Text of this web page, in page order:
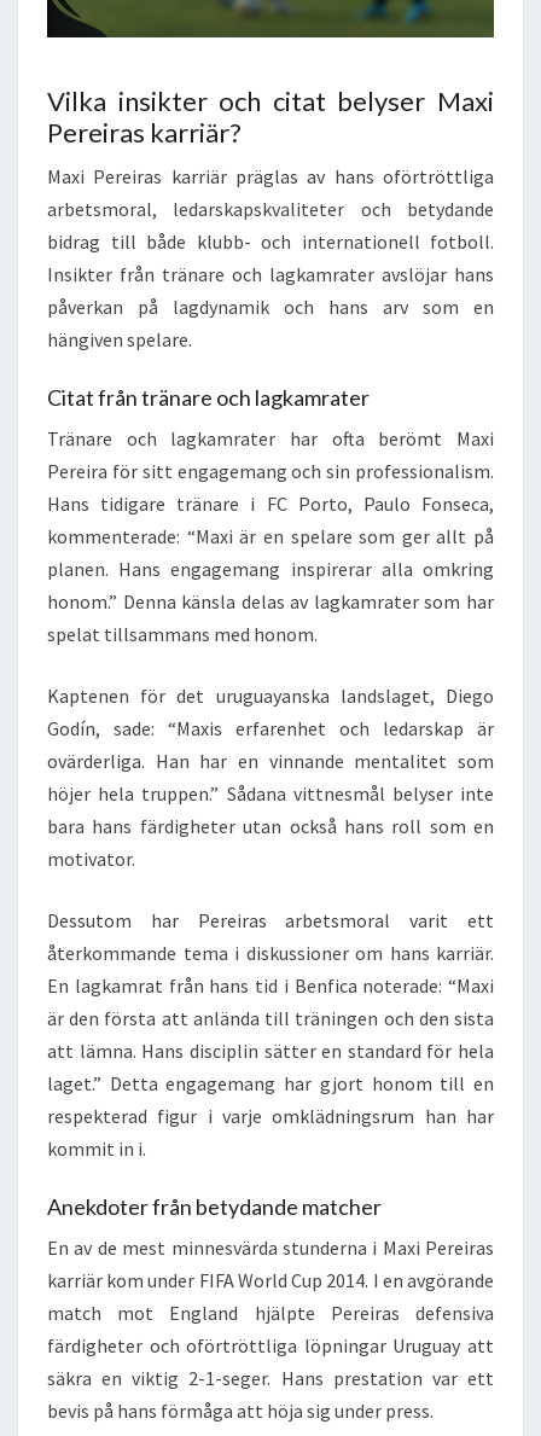
Vilka insikter och citat belyser Maxi
Pereiras karriär?
Maxi Pereiras karriär präglas av hans oförtröttliga
arbetsmoral, ledarskapskvaliteter och betydande
bidrag till både klubb- och internationell fotboll.
Insikter från tränare och lagkamrater avslöjar hans
påverkan på lagdynamik och hans arv som en
hängiven spelare.
Citat från tränare och lagkamrater
Tränare och lagkamrater har ofta berömt Maxi
Pereira för sitt engagemang och sin professionalism.
Hans tidigare tränare i FC Porto, Paulo Fonseca,
kommenterade: “Maxi är en spelare som ger allt på
planen. Hans engagemang inspirerar alla omkring
honom.” Denna känsla delas av lagkamrater som har
spelat tillsammans med honom.
Kaptenen för det uruguayanska landslaget, Diego
Godín, sade: “Maxis erfarenhet och ledarskap är
ovärderliga. Han har en vinnande mentalitet som
höjer hela truppen.” Sådana vittnesmål belyser inte
bara hans färdigheter utan också hans roll som en
motivator.
Dessutom har Pereiras arbetsmoral varit ett
återkommande tema i diskussioner om hans karriär.
En lagkamrat från hans tid i Benfica noterade: “Maxi
är den första att anlända till träningen och den sista
att lämna. Hans disciplin sätter en standard för hela
laget.” Detta engagemang har gjort honom till en
respekterad figur i varje omklädningsrum han har
kommit in i.
Anekdoter från betydande matcher
En av de mest minnesvärda stunderna i Maxi Pereiras
karriär kom under FIFA World Cup 2014. I en avgörande
match mot England hjälpte Pereiras defensiva
färdigheter och oförtröttliga löpningar Uruguay att
säkra en viktig 2-1-seger. Hans prestation var ett
bevis på hans förmåga att höja sig under press.